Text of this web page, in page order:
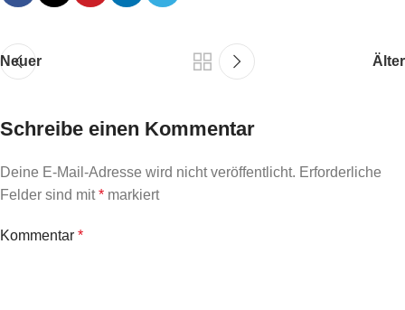
Neuer Älter
Schreibe einen Kommentar
Deine E-Mail-Adresse wird nicht veröffentlicht. Erforderliche
Felder sind mit* markiert
Kommentar *